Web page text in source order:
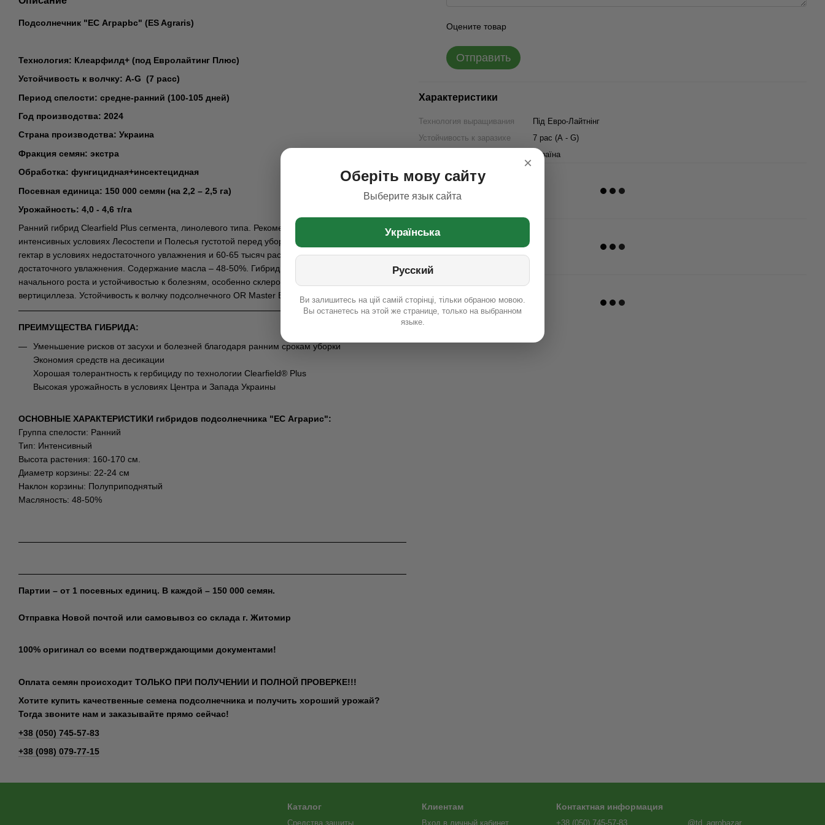
Подсолнечник "ЕС Аграрbс" (ES Agraris)
Технология: Клеарфилд+ (под Евролайтинг Плюс)
Устойчивость к волчку: А-G (7 расс)
Период спелости: средне-ранний (100-105 дней)
Год производства: 2024
Страна производства: Украина
Фракция семян: экстра
Обработка: фунгицидная+инсектецидная
Посевная единица: 150 000 семян (на 2,2 – 2,5 га)
Урожайность: 4,0 - 4,6 т/га
Ранний гибрид Clearfield Plus сегмента, линолевого типа. Рекомендован к выращиванию в
интенсивных условиях Лесостепи и Полесья густотой перед уборкой: 55-60 тысяч растений на
гектар в условиях недостаточного увлажнения и 60-65 тысяч растений на гектар в условиях
достаточного увлажнения. Содержание масла – 48-50%. Гибрид отличается сильной энергией
начального роста и устойчивостью к болезням, особенно склеротиниозу корзины, ржавчины,
вертициллеза. Устойчивость к волчку подсолнечного OR Master Essential®.
ПРЕИМУЩЕСТВА ГИБРИДА:
Уменьшение рисков от засухи и болезней благодаря ранним срокам уборки
Экономия средств на десикации
Хорошая толерантность к гербициду по технологии Clearfield® Plus
Высокая урожайность в условиях Центра и Запада Украины
ОСНОВНЫЕ ХАРАКТЕРИСТИКИ гибридов подсолнечника "ЕС Аграрис":
Группа спелости: Ранний
Тип: Интенсивный
Высота растения: 160-170 см.
Диаметр корзины: 22-24 см
Наклон корзины: Полуприподнятый
Масляность: 48-50%
Партии – от 1 посевных единиц. В каждой – 150 000 семян.
Отправка Новой почтой или самовывоз со склада г. Житомир
100% оригинал со всеми подтверждающими документами!
Оплата семян происходит ТОЛЬКО ПРИ ПОЛУЧЕНИИ И ПОЛНОЙ ПРОВЕРКЕ!!!
Хотите купить качественные семена подсолнечника и получить хороший урожай?
Тогда звоните нам и заказывайте прямо сейчас!
+38 (050) 745-57-83
+38 (098) 079-77-15
Оцените товар
Отправить
Характеристики
Технология выращивания
Під Евро-Лайтнінг
Устойчивость к заразихе
7 рас (А - G)
Україна
Каталог
Средства защиты
Клиентам
Вход в личный кабинет
Контактная информация
+38 (050) 745-57-83 @td_agrobazar
×
Оберіть мову сайту
Выберите язык сайта
Українська
Русский
Ви залишитесь на цій самій сторінці, тільки обраною мовою.
Вы останетесь на этой же странице, только на выбранном
языке.